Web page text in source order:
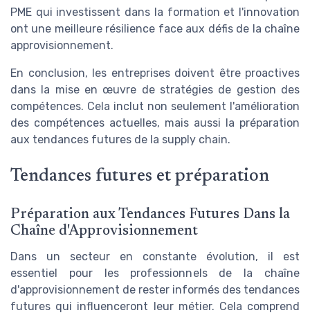
PME qui investissent dans la formation et l'innovation
ont une meilleure résilience face aux défis de la chaîne
approvisionnement.
En conclusion, les entreprises doivent être proactives
dans la mise en œuvre de stratégies de gestion des
compétences. Cela inclut non seulement l'amélioration
des compétences actuelles, mais aussi la préparation
aux tendances futures de la supply chain.
Tendances futures et préparation
Préparation aux Tendances Futures Dans la
Chaîne d'Approvisionnement
Dans un secteur en constante évolution, il est
essentiel pour les professionnels de la chaîne
d'approvisionnement de rester informés des tendances
futures qui influenceront leur métier. Cela comprend